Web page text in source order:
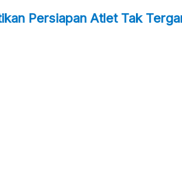
Persiapan Atlet Tak